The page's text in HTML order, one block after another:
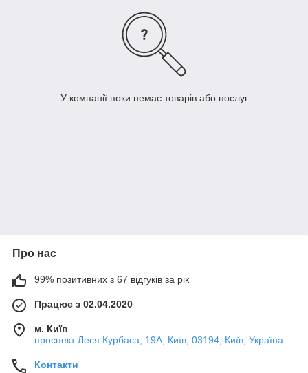
У компанії поки немає товарів або послуг
Про нас
99% позитивних з 67 відгуків за рік
Працює з 02.04.2020
м. Київ
проспект Леся Курбаса, 19А, Київ, 03194, Київ, Україна
Контакти